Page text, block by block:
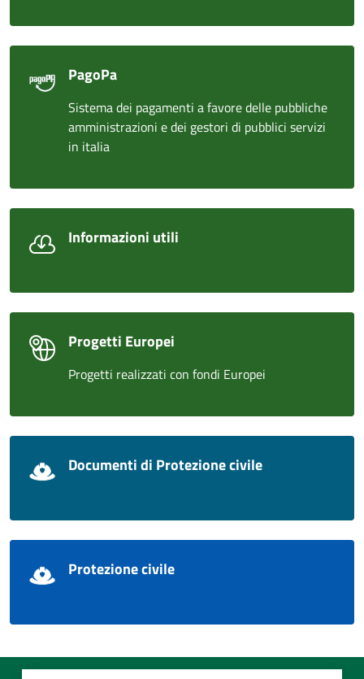
PagoPa
Sistema dei pagamenti a favore delle pubbliche
amministrazioni e dei gestori di pubblici servizi
in italia
Informazioni utili
Progetti Europei
Progetti realizzati con fondi Europei
Documenti di Protezione civile
Protezione civile